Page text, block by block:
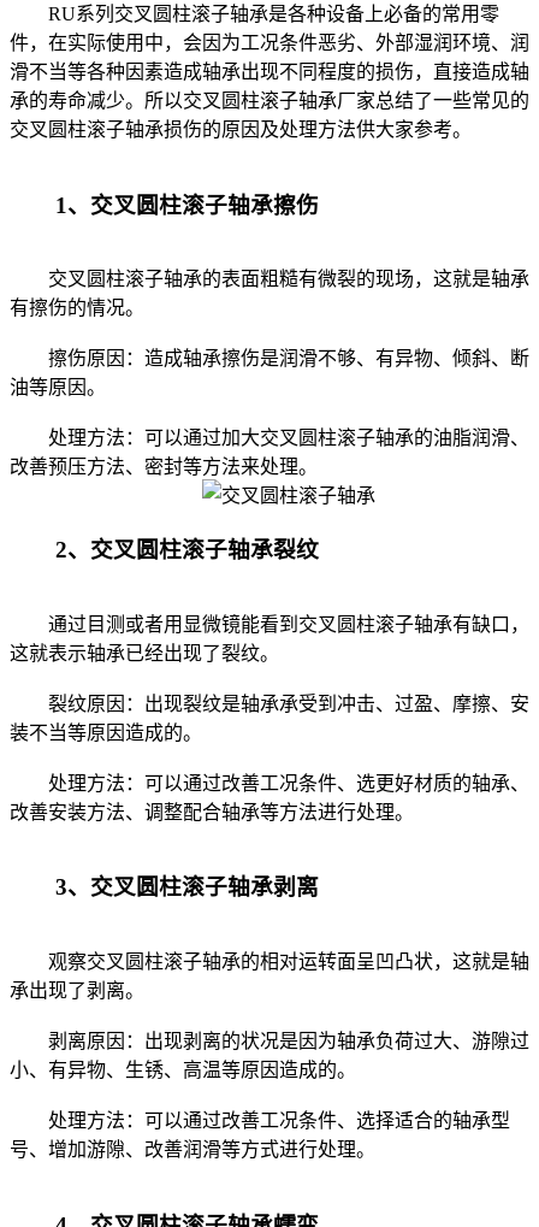
RU系列交叉圆柱滚子轴承是各种设备上必备的常用零
件，在实际使用中，会因为工况条件恶劣、外部湿润环境、润
滑不当等各种因素造成轴承出现不同程度的损伤，直接造成轴
承的寿命减少。所以交叉圆柱滚子轴承厂家总结了一些常见的
交叉圆柱滚子轴承损伤的原因及处理方法供大家参考。
1、交叉圆柱滚子轴承擦伤
交叉圆柱滚子轴承的表面粗糙有微裂的现场，这就是轴承
有擦伤的情况。
擦伤原因：造成轴承擦伤是润滑不够、有异物、倾斜、断
油等原因。
处理方法：可以通过加大交叉圆柱滚子轴承的油脂润滑、
改善预压方法、密封等方法来处理。
2、交叉圆柱滚子轴承裂纹
通过目测或者用显微镜能看到交叉圆柱滚子轴承有缺口，
这就表示轴承已经出现了裂纹。
裂纹原因：出现裂纹是轴承承受到冲击、过盈、摩擦、安
装不当等原因造成的。
处理方法：可以通过改善工况条件、选更好材质的轴承、
改善安装方法、调整配合轴承等方法进行处理。
3、交叉圆柱滚子轴承剥离
观察交叉圆柱滚子轴承的相对运转面呈凹凸状，这就是轴
承出现了剥离。
剥离原因：出现剥离的状况是因为轴承负荷过大、游隙过
小、有异物、生锈、高温等原因造成的。
处理方法：可以通过改善工况条件、选择适合的轴承型
号、增加游隙、改善润滑等方式进行处理。